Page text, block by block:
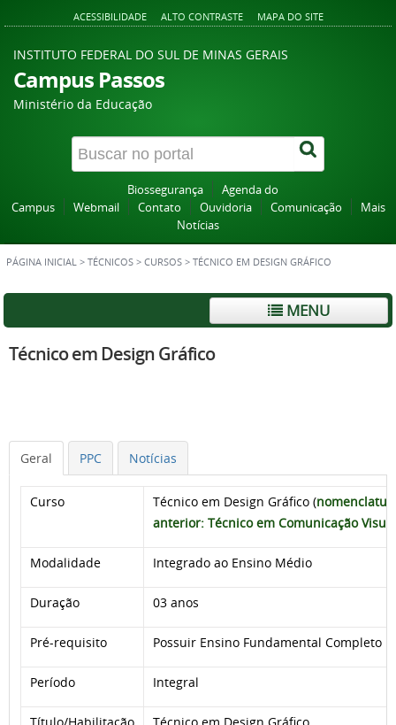
ACESSIBILIDADE ALTO CONTRASTE MAPA DO SITE
INSTITUTO FEDERAL DO SUL DE MINAS GERAIS
Campus Passos
Ministério da Educação
Biossegurança
Agenda do
Campus
Webmail Contato Ouvidoria Comunicação
Mais
Notícias
PÁGINA INICIAL > TÉCNICOS > CURSOS > TÉCNICO EM DESIGN GRÁFICO
MENU
Técnico em Design Gráfico
Geral PPC Notícias
Curso Técnico em Design Gráfico (
anterior: Técnico em Comunicação Visual
Modalidade Integrado ao Ensino Médio
Duração 03 anos
Pré-requisito Possuir Ensino Fundamental Completo
Período Integral